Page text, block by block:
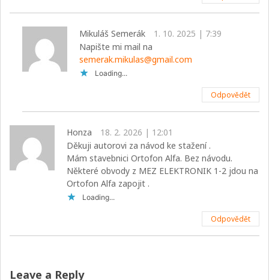
Mikuláš Semerák
1. 10. 2025 | 7:39
Napište mi mail na
semerak.mikulas@gmail.com
Loading...
Odpovědět
Honza
18. 2. 2026 | 12:01
Děkuji autorovi za návod ke stažení .
Mám stavebnici Ortofon Alfa. Bez návodu.
Některé obvody z MEZ ELEKTRONIK 1-2 jdou na
Ortofon Alfa zapojit .
Loading...
Odpovědět
Leave a Reply